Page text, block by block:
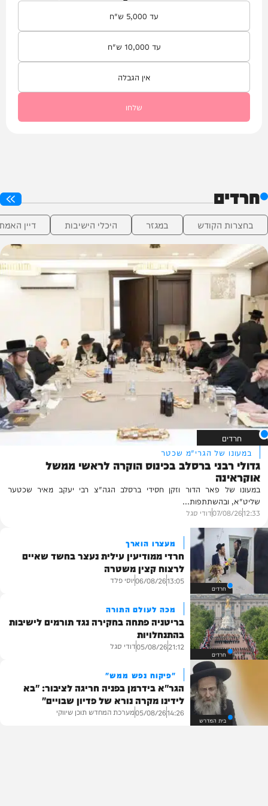
כמה
מוציאים
מיוחדת
הזמנים?
עד 5,000 ש"ח
עד 10,000 ש"ח
אין הגבלה
שלחו
חרדים
בחצרות הקודש במגזר היכלי הישיבות דיין
חרדים
מעצרו הוארך
חרדי ממודיעין עילית נעצר בחשד שאיים
לרצוח קצין משטרה
13:05
06/08/26יוסי פלד
חרדים
מכה לעולם התורה
בריטניה פתחה בחקירה נגד תורמים לישיבות
בהתנחלויות
21:12
05/08/26דודי סגל
בית המדרש
"פיקוח נפש ממש"
הגר"א בידרמן בפניה חריגה לציבור: "בא
לידינו מקרה נורא של פדיון שבויים"
14:26
05/08/26מערכת המחדש תוכן שיווקי
חרדים
במעונו של הגרי"מ שכטר
גדולי רבני ברסלב בכינוס הוקרה לראשי ממשל
אוקראינה
במעונו של פאר הדור וזקן חסידי ברסלב הגה"צ רבי יעקב מאיר שכטער
שליט"א, ובהשתתפות...
12:33
07/08/26דודי סגל